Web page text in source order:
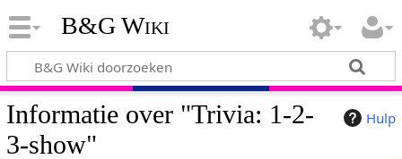
B&G Wiki
Hulp
Informatie over "Trivia: 1-2-
3-show"